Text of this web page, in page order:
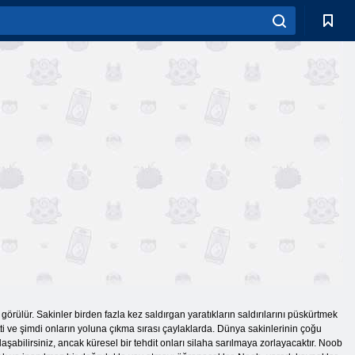
Sakinler birden fazla kez saldırgan yaratıkların saldırılarını püskürtmek
şimdi onların yoluna çıkma sırası çaylaklarda. Dünya sakinlerinin çoğu
ancak küresel bir tehdit onları silaha sarılmaya zorlayacaktır. Noob